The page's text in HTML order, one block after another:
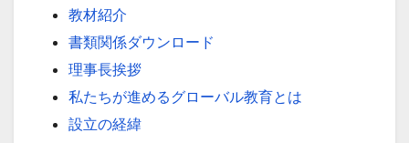
教材紹介
書類関係ダウンロード
理事長挨拶
私たちが進めるグローバル教育とは
設立の経緯